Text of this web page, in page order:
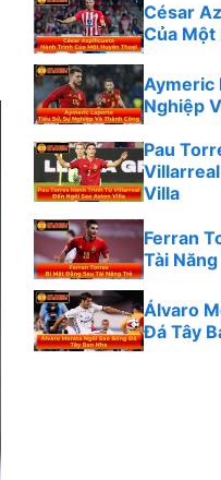
César
Của Một
Aymeric
Nghiệp
Pau
Villa
Ferran
Tài
Álvaro
Đá Tây